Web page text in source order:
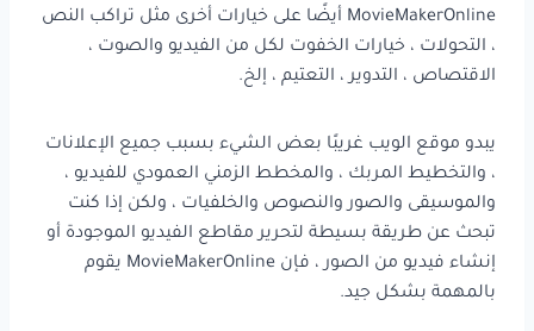
MovieMakerOnline أيضًا على خيارات أخرى مثل تراكب النص
، التحولات ، خيارات الخفوت لكل من الفيديو والصوت ،
الاقتصاص ، التدوير ، التعتيم ، إلخ.
يبدو موقع الويب غريبًا بعض الشيء بسبب جميع الإعلانات
، والتخطيط المربك ، والمخطط الزمني العمودي للفيديو ،
والموسيقى والصور والنصوص والخلفيات ، ولكن إذا كنت
تبحث عن طريقة بسيطة لتحرير مقاطع الفيديو الموجودة أو
إنشاء فيديو من الصور ، فإن MovieMakerOnline يقوم
بالمهمة بشكل جيد.